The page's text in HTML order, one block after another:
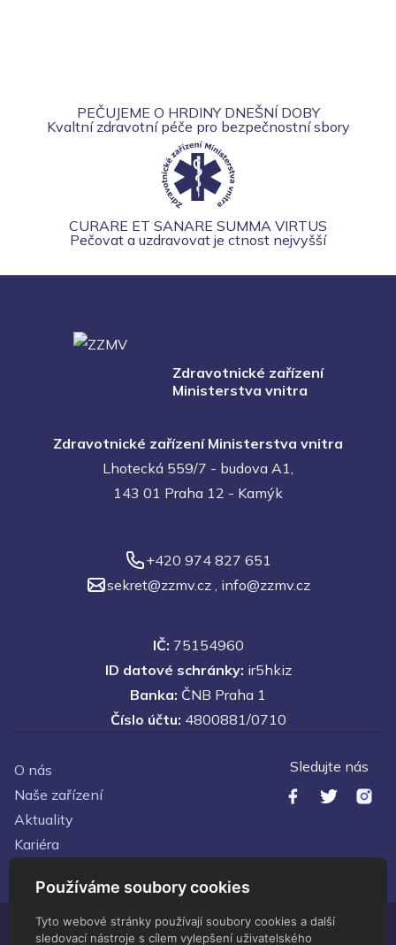
Používáme soubory cookies
Tyto webové stránky používají soubory cookies a další
sledovací nástroje s cílem vylepšení uživatelského
PEČUJEME O HRDINY DNEŠNÍ DOBY
Kvaltní zdravotní péče pro bezpečnostní sbory
CURARE ET SANARE SUMMA VIRTUS
Pečovat a uzdravovat je ctnost nejvyšší
Zdravotnické zařízení
Ministerstva vnitra
Zdravotnické zařízení Ministerstva vnitra
Lhotecká 559/7 - budova A1,
143 01 Praha 12 - Kamýk
+420 974 827 651
sekret@zzmv.cz , info@zzmv.cz
IČ: 75154960
ID datové schránky: ir5hkiz
Banka: ČNB Praha 1
Číslo účtu: 4800881/0710
O nás
Naše zařízení
Aktuality
Kariéra
Sledujte nás